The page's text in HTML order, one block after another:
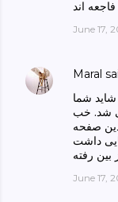
June 17,
Maral
شما
شد. خب
صفحه
داشت
June 17,